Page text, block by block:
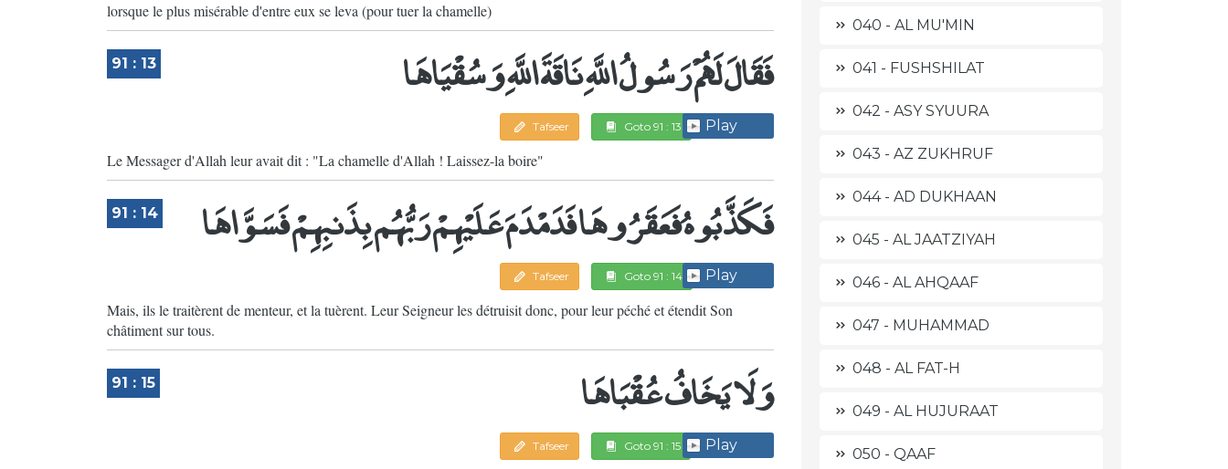
lorsque le plus misérable d'entre eux se leva (pour tuer la chamelle)
91 : 13 فَقَالَ لَهُمْ رَسُولُ اللَّهِ نَاقَةَ اللَّهِ وَسُقْيَاهَا
Tafseer Goto 91 : 13 Play
Le Messager d'Allah leur avait dit : "La chamelle d'Allah ! Laissez-la boire"
91 : 14 فَكَذَّبُوهُ فَعَقَرُوهَا فَدَمْدَمَ عَلَيْهِمْ رَبُّهُم بِذَنبِهِمْ فَسَوَّاهَا
Tafseer Goto 91 : 14 Play
Mais, ils le traitèrent de menteur, et la tuèrent. Leur Seigneur les détruisit donc, pour leur péché et étendit Son
châtiment sur tous.
91 : 15 وَلَا يَخَافُ عُقْبَاهَا
Tafseer Goto 91 : 15 Play
040 - AL MU'MIN
041 - FUSHSHILAT
042 - ASY SYUURA
043 - AZ ZUKHRUF
044 - AD DUKHAAN
045 - AL JAATZIYAH
046 - AL AHQAAF
047 - MUHAMMAD
048 - AL FAT-H
049 - AL HUJURAAT
050 - QAAF